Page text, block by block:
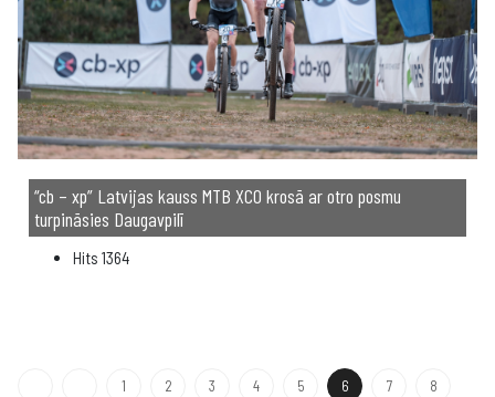
“cb – xp” Latvijas kauss MTB XCO krosā ar otro posmu
turpināsies Daugavpilī
Hits 1364
1 2 3 4 5 6 7 8